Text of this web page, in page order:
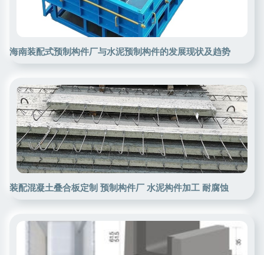
海南装配式预制构件厂与水泥预制构件的发展现状及趋势
装配混凝土叠合板定制 预制构件厂 水泥构件加工 耐腐蚀